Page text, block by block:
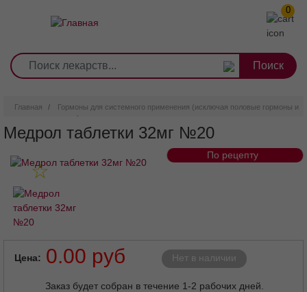
0
Главная
Гормоны для системного применения (исключая половые гормоны и
инсулин)
Медрол таблетки 32мг №20
По рецепту
Цена 0.00 руб Нет в наличии
Заказ будет собран в течение 1-2 рабочих дней.